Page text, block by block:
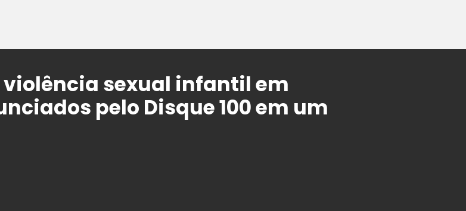
violência sexual infantil em
pelo Disque 100 em um